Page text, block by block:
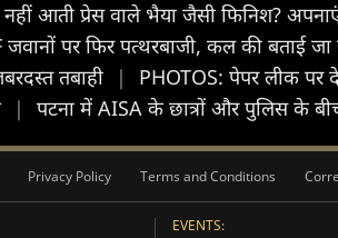
नहीं आती प्रेस वाले भैया जैसी फिनिश?
पर फिर पत्थरबाजी, कल की बताई जा
तबाही | PHOTOS: पेपर लीक पर
| पटना में AISA के छात्रों और पुलिस के
Privacy Policy Terms and Conditions
EVENTS: